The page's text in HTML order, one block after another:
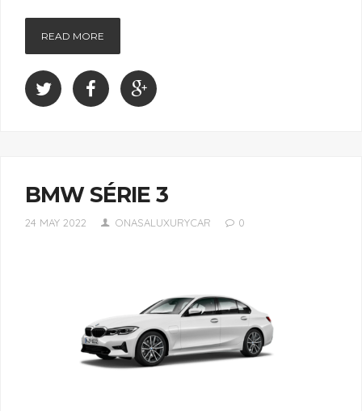
READ MORE
BMW SÉRIE 3
24 MAY 2022 ONASALUXURYCAR 0